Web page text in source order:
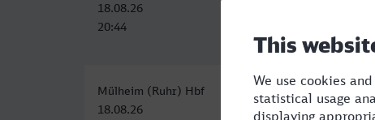
18.08.26
20:44
Mülheim (Ruhr) Hbf
18.08.26
Arnsberg (Westf)
18.08.26